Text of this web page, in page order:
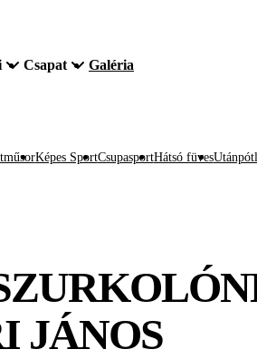
Csapat Galéria
Képes SportCsupasportHátsó füves
JÁNOS